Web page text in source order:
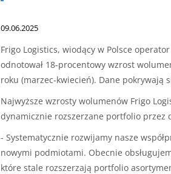
09.06.2025
Frigo Logistics, wiodący w Polsce
odnotował 18-procentowy wzrost
roku (marzec-kwiecień). Dane
Najwyższe wzrosty wolumenów Frigo
dynamicznie rozszerzane portfolio przez
- Systematycznie rozwijamy nasze
nowymi podmiotami. Obecnie
które stale rozszerzają portfolio